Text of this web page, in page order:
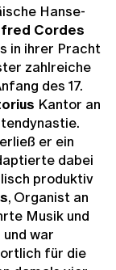
Hanse-
Cordes
in ihrer Pracht
zahlreiche
des 17.
Kantor an
er ein
dabei
produktiv
, Organist an
Musik und
war
für die